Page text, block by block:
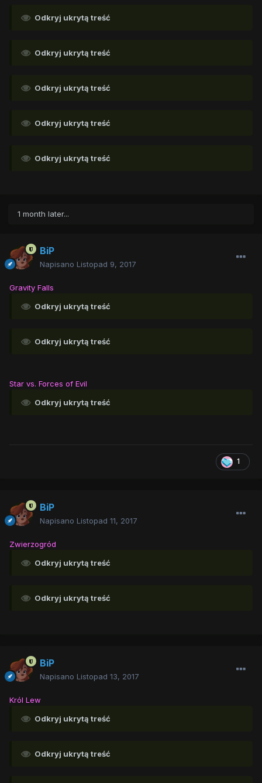
Odkryj ukrytą treść
Odkryj ukrytą treść
Odkryj ukrytą treść
Odkryj ukrytą treść
Odkryj ukrytą treść
1 month later...
BiP
Napisano Listopad 9, 2017
Gravity Falls
Odkryj ukrytą treść
Odkryj ukrytą treść
Star vs. Forces of Evil
Odkryj ukrytą treść
1
BiP
Napisano Listopad 11, 2017
Zwierzogród
Odkryj ukrytą treść
Odkryj ukrytą treść
BiP
Napisano Listopad 13, 2017
Król Lew
Odkryj ukrytą treść
Odkryj ukrytą treść